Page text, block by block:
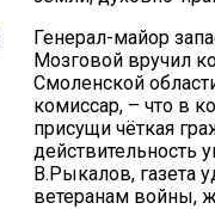
Генерал-майор
Мозговой вручил
Смоленской
комиссар, – что в
присущи чёткая
действительность
В.Рыкалов, газета
ветеранам войны,